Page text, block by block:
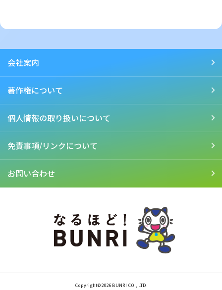
書ワーク」は、教科書会社の許諾を得て作成した「教科書準拠」の教
も充実しています。 つまり、学校の授業に合わせて、家庭学習で確か
な学力をつけることができます。 ※以下は、小学教科書ワークの誌面
です。 単元名は教科書と同じ。
導に便利な「てびき」 秋以降、ペースアップ
していく学習内容につまずきが出ないようにしたいところ。 この機会
に、 「小学教科書ワーク」 をぜひともお買い求めのうえ、秋以降の学
ために、秋からのご購入であっても、夏休み前の学習の復習として、
「小学教科書ワーク」で見る 夏休み前と夏休み後の学習の違い 文
字・言語 説明文 国語のおすすめ問題集 小学教科書
ワーク 国語 学校の授業がよくわかる！ 教科書に完全対応した準拠版
シリーズページはこちら ▶ご購入はこちら 小学教科書ドリル 国語
1回10分！ 教科書がよくわかる！ オールカラーの教科書準拠版ドリ
ル 手軽に取り組めて学習効果アップ ▶シリーズ
むことや、外国の文化に触れてコミュニケーションの楽しさの基礎を
y!』がよく使用されます。 この『Let's Try!』は、3年生と4年生の外国
外国語を通してコミュニケーションを図ろうとする態度を育むことを
動型の学習がメインです。 歌やゲームなどのレクリエーションを通し
ですと、3年生のスタートでは、簡単なあいさつや自己紹介の表現、数
字（1～20まで）など、身近な表現を学びました。 友達や先生とのや
りとりを楽しみ、英語を使うことに慣れ始めた頃かもしれませんね。
動が増えてきます。 英語で「できること」がどんどん増えていく時期
だからこそ、難しさを感じる場面があるかもしれません。 １．新し
い表現・単語を使って「伝え合う」活動に取り組む！ 授業では、色や
い語句や表現を学びます。 そして、これらの語句や表現を使いなが
ば、 「What do you like?（何が好きですか？）」 という質問に、 「I
に会話するようになります。 新しい単語を覚えることで、英語で表現
できる内容がぐっと豊かになります。 ２．アルファベット（大文字）
に挑戦！ 英語の授業では、アルファベットの学習にも親しんでいきま
す。 特に大文字を中心に学び、アルファベットの「音」だけでなく、
大文字を習って自分の名前をつづるといった活動も行われます。 文字
に慣れておくことは、この先の英語学習で必ず役に立ちます。 小
3での学びは将来につながる！ 小学3・4年生の「外国語活動」で英語
学5・6年生になると、英語は「外国語」という正式な教科に変わりま
会社案内
著作権について
個人情報の取り扱いについて
免責事項/リンクについて
お問い合わせ
Copyright©2026 BUNRI CO., LTD.